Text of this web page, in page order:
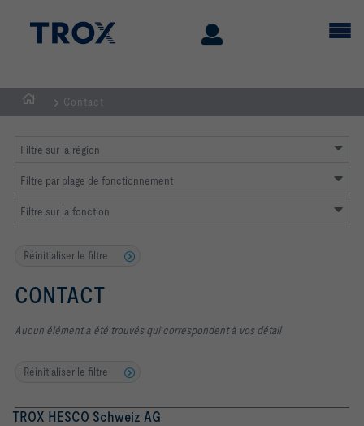
Page
Contact
Filtre sur la région
Filtre par plage de fonctionnement
Filtre sur la fonction
Réinitialiser le filtre
CONTACT
Aucun élément a été trouvés qui correspondent à vos détail
Réinitialiser le filtre
TROX HESCO Schweiz AG